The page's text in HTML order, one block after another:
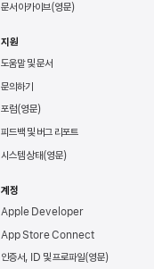
문서 아카이브
지원
도움말 및 문서
문의하기
포럼
피드백 및 버그 리포트
시스템 상태
계정
Apple Developer
App Store Connect
인증서, ID 및 프로파일